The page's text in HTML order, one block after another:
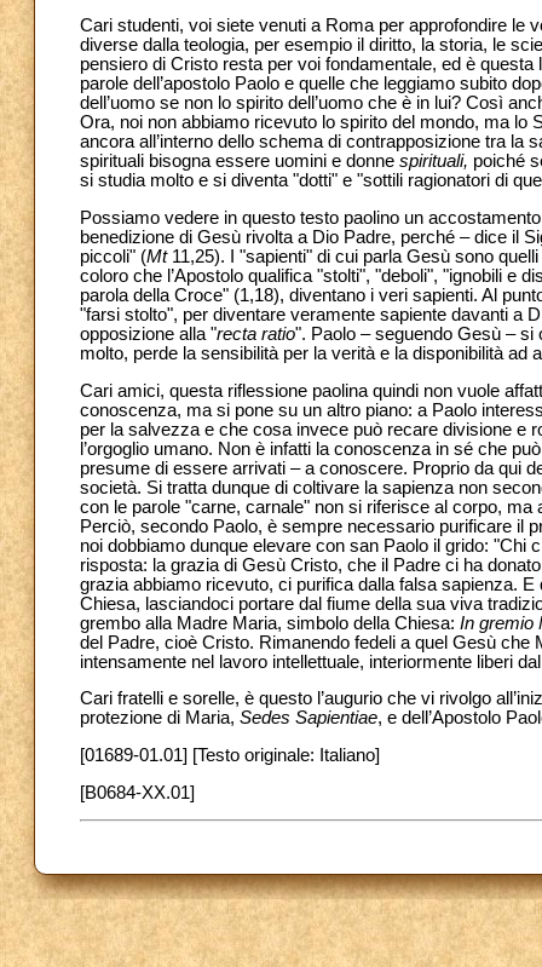
Cari studenti, voi siete venuti a Roma per approfondire le
diverse dalla teologia, per esempio il diritto, la storia, le
pensiero di Cristo resta per voi fondamentale, ed è
parole dell’apostolo Paolo e quelle che leggiamo subito
dell’uomo se non lo spirito dell’uomo che è in lui? Così
Ora, noi non abbiamo ricevuto lo spirito del mondo, ma lo
ancora all’interno dello schema di contrapposizione tra
spirituali bisogna essere uomini e donne spirituali, poiché
si studia molto e si diventa "dotti" e "sottili ragionatori di
Possiamo vedere in questo testo paolino un
benedizione di Gesù rivolta a Dio Padre, perché – dice il
piccoli" (Mt11,25). I "sapienti" di cui parla Gesù sono
coloro che l’Apostolo qualifica "stolti", "deboli", "ignobili e
parola della Croce" (1,18), diventano i veri sapienti. Al
"farsi stolto", per diventare veramente sapiente davanti a
opposizione alla "recta ratio". Paolo – seguendo Gesù – si
molto, perde la sensibilità per la verità e la disponibilità ad
Cari amici, questa riflessione paolina quindi non vuole
conoscenza, ma si pone su un altro piano: a Paolo
per la salvezza e che cosa invece può recare divisione e
l’orgoglio umano. Non è infatti la conoscenza in sé che
presume di essere arrivati – a conoscere. Proprio da qui
società. Si tratta dunque di coltivare la sapienza non
con le parole "carne, carnale" non si riferisce al corpo,
Perciò, secondo Paolo, è sempre necessario purificare il
noi dobbiamo dunque elevare con san Paolo il grido: "Chi
risposta: la grazia di Gesù Cristo, che il Padre ci ha
grazia abbiamo ricevuto, ci purifica dalla falsa sapienza.
Chiesa, lasciandoci portare dal fiume della sua viva
grembo alla Madre Maria, simbolo della Chiesa: In gremio
del Padre, cioè Cristo. Rimanendo fedeli a quel Gesù
intensamente nel lavoro intellettuale, interiormente liberi
Cari fratelli e sorelle, è questo l’augurio che vi rivolgo
protezione di Maria, Sedes Sapientiae, e dell’Apostolo
[01689-01.01] [Testo originale: Italiano]
[B0684-XX.01]